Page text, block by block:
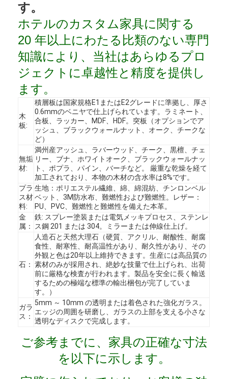
ホーム
製品
ビデオ
VRショー
す。
ホテルのカスタム家具に関する
20 年以上にわたる比類のない専門
知識により、当社はあらゆるプロ
ジェクトに卓越性と精度を提供し
ます。
木
板:
積層板は国家規格E1またはE2グレードに準拠し、厚さ
0.6mmのベニヤで仕上げられています。ラミネート、
合板、ラッカー、MDF、HDF。突板（オプションでア
ッシュ、ブラックウォールナット、オーク、チークな
ど）
無垢
材:
満州産アッシュ、ラバーウッド、チーク、黒檀、チェ
リー、ブナ、ホワイトオーク、ブラックウォールナッ
ト、ポプラ、パイン、バーチなど。 厳重な乾燥を経て
加工されており、本物の木材の含水率は8%です。
プラ
ス材
料:
生地：ポリエステル繊維、綿、綿混紡、チンロンベル
ベット、3M防水布、難燃性および難燃性。レザー：
PU、PVC、難燃性と難燃性を備えた本革。
金
属：
鉄: スプレー塗装または電気メッキプロセス、ステンレ
ス鋼 201 または 304。ミラーまたは伸線仕上げ。
石：
人造石と天然大理石（硬質、アクリル、耐酸性、耐腐
食性、耐寒性、耐高温性があり、耐久性があり、その
外観と色は20年以上維持できます。生産には高品質の
素材のみが採用され、絶妙な技量で仕上げられ、出荷
前に厳格な検査が行われます。製品を安全に長く輸送
するための極端な標準の輸出梱包が完了していま
す。）
ガラ
ス：
5mm ～ 10mm の透明または着色された強化ガラス。
エッジの周囲を研磨し、ガラスの上部を支える小さな
透明なディスクで完成します。
ご参考までに、家具の正確な寸法
を以下に示します。